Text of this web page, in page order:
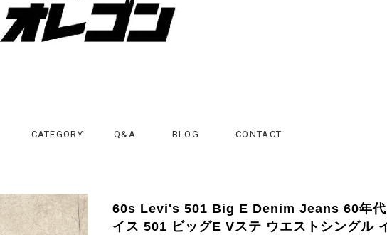
CATEGORY Q&A BLOG CONTACT
60s Levi's 501 Big E Denim Jeans 60年代
イス 501 ビッグE Vステ ウエストシングル